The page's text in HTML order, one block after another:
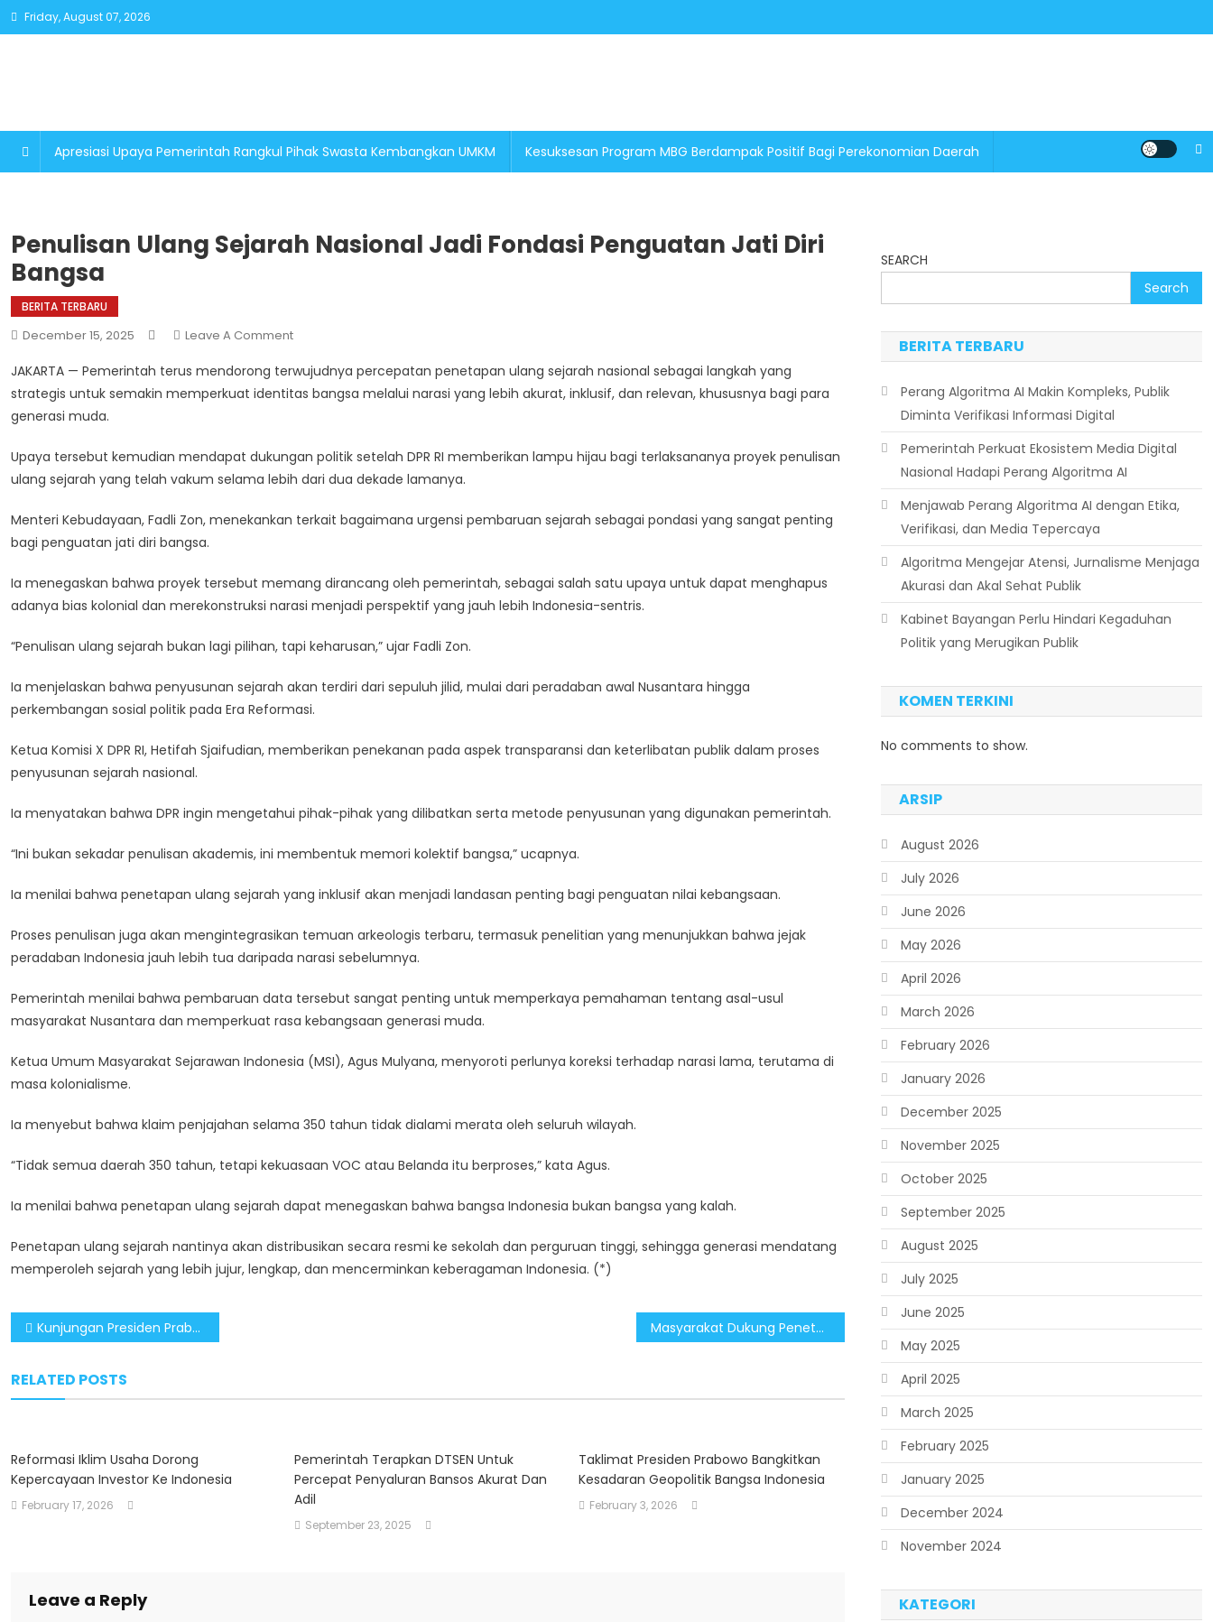
Skip
to
Friday, August 07, 2026
Apresiasi Upaya Pemerintah Rangkul Pihak Swasta Kembangkan UMKM Kesuksesan Program MBG Berdampak Positif Bagi Perekonomian Daerah
Penulisan Ulang Sejarah Nasional Jadi Fondasi Penguatan Jati Diri
Bangsa
BERITA TERBARU
December 15, 2025 Leave A CommentOn
Ulang
Sejarah
Fondasi
Penguatan
Diri
JAKARTA — Pemerintah terus mendorong terwujudnya percepatan penetapan ulang sejarah nasional sebagai langkah yang
strategis untuk semakin memperkuat identitas bangsa melalui narasi yang lebih akurat, inklusif, dan relevan, khususnya bagi para
generasi muda.
Upaya tersebut kemudian mendapat dukungan politik setelah DPR RI memberikan lampu hijau bagi terlaksananya proyek penulisan
ulang sejarah yang telah vakum selama lebih dari dua dekade lamanya.
Menteri Kebudayaan, Fadli Zon, menekankan terkait bagaimana urgensi pembaruan sejarah sebagai pondasi yang sangat penting
bagi penguatan jati diri bangsa.
Ia menegaskan bahwa proyek tersebut memang dirancang oleh pemerintah, sebagai salah satu upaya untuk dapat menghapus
adanya bias kolonial dan merekonstruksi narasi menjadi perspektif yang jauh lebih Indonesia-sentris.
“Penulisan ulang sejarah bukan lagi pilihan, tapi keharusan,” ujar Fadli Zon.
Ia menjelaskan bahwa penyusunan sejarah akan terdiri dari sepuluh jilid, mulai dari peradaban awal Nusantara hingga
perkembangan sosial politik pada Era Reformasi.
Ketua Komisi X DPR RI, Hetifah Sjaifudian, memberikan penekanan pada aspek transparansi dan keterlibatan publik dalam proses
penyusunan sejarah nasional.
Ia menyatakan bahwa DPR ingin mengetahui pihak-pihak yang dilibatkan serta metode penyusunan yang digunakan pemerintah.
“Ini bukan sekadar penulisan akademis, ini membentuk memori kolektif bangsa,” ucapnya.
Ia menilai bahwa penetapan ulang sejarah yang inklusif akan menjadi landasan penting bagi penguatan nilai kebangsaan.
Proses penulisan juga akan mengintegrasikan temuan arkeologis terbaru, termasuk penelitian yang menunjukkan bahwa jejak
peradaban Indonesia jauh lebih tua daripada narasi sebelumnya.
Pemerintah menilai bahwa pembaruan data tersebut sangat penting untuk memperkaya pemahaman tentang asal-usul
masyarakat Nusantara dan memperkuat rasa kebangsaan generasi muda.
Ketua Umum Masyarakat Sejarawan Indonesia (MSI), Agus Mulyana, menyoroti perlunya koreksi terhadap narasi lama, terutama di
masa kolonialisme.
Ia menyebut bahwa klaim penjajahan selama 350 tahun tidak dialami merata oleh seluruh wilayah.
“Tidak semua daerah 350 tahun, tetapi kekuasaan VOC atau Belanda itu berproses,” kata Agus.
Ia menilai bahwa penetapan ulang sejarah dapat menegaskan bahwa bangsa Indonesia bukan bangsa yang kalah.
Penetapan ulang sejarah nantinya akan distribusikan secara resmi ke sekolah dan perguruan tinggi, sehingga generasi mendatang
memperoleh sejarah yang lebih jujur, lengkap, dan mencerminkan keberagaman Indonesia. (*)
Post
Kunjungan Presiden Prabowo ke Aceh Tamiang Pastikan Bantuan Kemanusiaan Sampai di Lokasi Terpencil Masyarakat Dukung Penetapan Ulang Sejarah untuk Kuatkan Identitas Bangsa
RELATED POSTS
Reformasi Iklim Usaha Dorong
Kepercayaan Investor Ke Indonesia
February 17, 2026
Pemerintah Terapkan DTSEN Untuk
Percepat Penyaluran Bansos Akurat Dan
Adil
September 23, 2025
Taklimat Presiden Prabowo Bangkitkan
Kesadaran Geopolitik Bangsa Indonesia
February 3, 2026
Leave a Reply
SEARCH
Search
BERITA TERBARU
Perang Algoritma AI Makin Kompleks, Publik
Diminta Verifikasi Informasi Digital
Pemerintah Perkuat Ekosistem Media Digital
Nasional Hadapi Perang Algoritma AI
Menjawab Perang Algoritma AI dengan Etika,
Verifikasi, dan Media Tepercaya
Algoritma Mengejar Atensi, Jurnalisme Menjaga
Akurasi dan Akal Sehat Publik
Kabinet Bayangan Perlu Hindari Kegaduhan
Politik yang Merugikan Publik
KOMEN TERKINI
No comments to show.
ARSIP
August 2026
July 2026
June 2026
May 2026
April 2026
March 2026
February 2026
January 2026
December 2025
November 2025
October 2025
September 2025
August 2025
July 2025
June 2025
May 2025
April 2025
March 2025
February 2025
January 2025
December 2024
November 2024
KATEGORI